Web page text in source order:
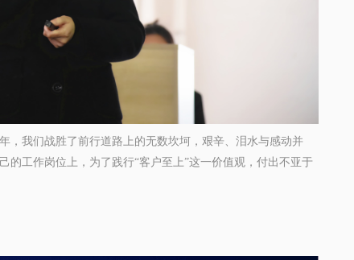
，我们战胜了前行道路上的无数坎坷，艰辛、泪水与感动并
的工作岗位上，为了践行“客户至上”这一价值观， 付出不亚于